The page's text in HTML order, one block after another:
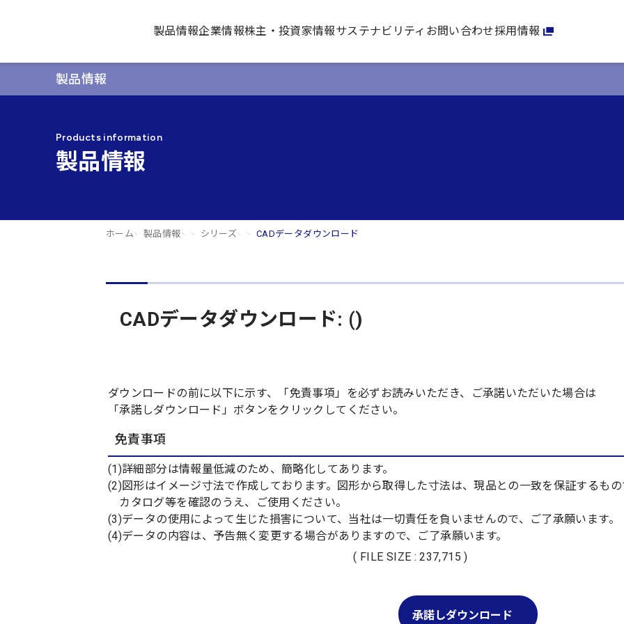
製品情報企業情報株主・投資家情報サステナビリティ お問い合わせ採用情報
製品情報
Products information
製品情報
ホーム 製品情報 シリーズ CADデータダウンロード
CADデータダウンロード: ()
ダウンロードの前に以下に示す、「免責事項」を必ずお読みいただき、ご承諾いただいた場合は
「承諾しダウンロード」ボタンをクリックしてください。
免責事項
(1)詳細部分は情報量低減のため、簡略化してあります。
(2)図形はイメージ寸法で作成しております。図形から取得した寸法は、現品との一致を保証するも
カタログ等を確認のうえ、ご使用ください。
(3)データの使用によって生じた損害について、当社は一切責任を負いませんので、ご了承願います。
(4)データの内容は、予告無く変更する場合がありますので、ご了承願います。
( FILE SIZE : 237,715 )
承諾しダウンロード